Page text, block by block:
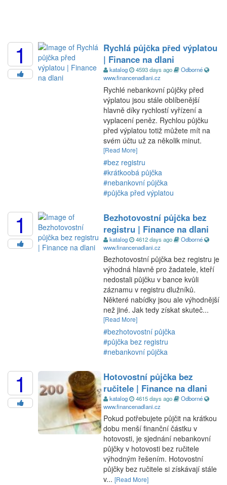
1
Rychlá půjčka před výplatou
| Finance na dlani
katalog 4593 days ago
Odborné
www.financenadlani.cz
Rychlé nebankovní půjčky před
výplatou jsou stále oblíbenější
hlavně díky rychlostí vyřízení a
vyplacení peněz. Rychlou půjčku
před výplatou totiž můžete mít na
svém účtu už za několik minut.
[Read More]
#bez registru
#krátkoobá půjčka
#nebankovní půjčka
#půjčka před výplatou
1
Bezhotovostní půjčka bez
registru | Finance na dlani
katalog 4612 days ago
Odborné
www.financenadlani.cz
Bezhotovostní půjčka bez registru je
výhodná hlavně pro žadatele, kteří
nedostali půjčku v bance kvůli
záznamu v registru dlužníků.
Některé nabídky jsou ale výhodnější
než jiné. Jak tedy získat skuteč...
[Read More]
#bezhotovostní půjčka
#půjčka bez registru
#nebankovní půjčka
1
Hotovostní půjčka bez
ručitele | Finance na dlani
katalog 4615 days ago
Odborné
www.financenadlani.cz
Pokud potřebujete půjčit na krátkou
dobu menší finanční částku v
hotovosti, je sjednání nebankovní
půjčky v hotovosti bez ručitele
výhodným řešením. Hotovostní
půjčky bez ručitele si získávají stále
v... [Read More]